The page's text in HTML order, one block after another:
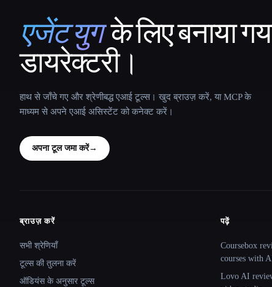
That AI Collection
एजेंट युग के लिए बनाया
डायरेक्टरी।
हाथ से जाँचे गए और श्रेणीबद्ध एआई टूल्स। खुद ब्राउज़ करें, या MCP के
माध्यम से अपने एआई असिस्टेंट को कनेक्ट करें।
अपना टूल जमा करें→
Site navigation
ब्राउज़ करें
सभी श्रेणियाँ
टूल्स की तुलना करें
ऑडियंस के अनुसार टूल्स
पढ़ें
Coursebox
courses with
Lovo AI